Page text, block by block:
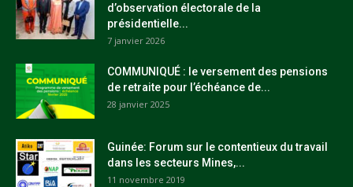
d’observation électorale de la
présidentielle...
7 janvier 2026
COMMUNIQUÉ : le versement des pensions
de retraite pour l’échéance de...
28 janvier 2025
Guinée: Forum sur le contentieux du travail
dans les secteurs Mines,...
11 novembre 2019